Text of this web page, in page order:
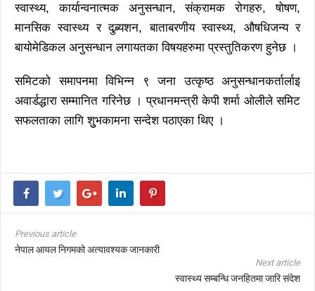
स्वास्थ्य, कार्यान्वनात्मक अनुसन्धान, संक्रामक रोगहरु, षोषण,
मानसिक स्वास्थ्य र दुब्र्यशन, बाताबरणीय स्वास्थ्य, औषधिजन्य र
बायोमेडिकल अनुसन्धान लगायतका विषयहरुमा प्रस्तुतिकरण हुनेछ ।
समिटको समापनमा विभिन्न ९ जना उत्कृष्ठ अनुसन्धानकर्तार्लाइ
अवार्डद्धारा सम्मानित गरिनेछ । प्रधानमन्त्री केपी शर्मा ओलीले समिट
सफलताका लागि शुुभकामना सन्देश पठाएका थिए ।
Previous article
नेपाल आयल निगमको अत्यावश्यक जानकारी
Next article
स्वास्थ्य सम्बन्धि जनहितमा जारि संदेश